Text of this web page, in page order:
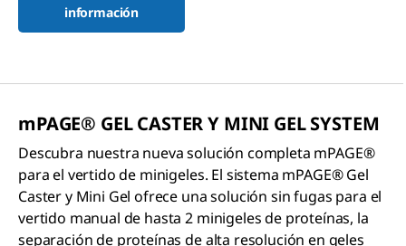
información
mPAGE® GEL CASTER YMINI GEL SYSTEM
Descubra nuestra nueva solución completa mPAGE®
para el vertido de minigeles. El sistema mPAGE® Gel
Caster y Mini Gel ofrece una solución sin fugas para el
vertido manual de hasta 2 minigeles de proteínas, la
separación de proteínas de alta resolución en geles